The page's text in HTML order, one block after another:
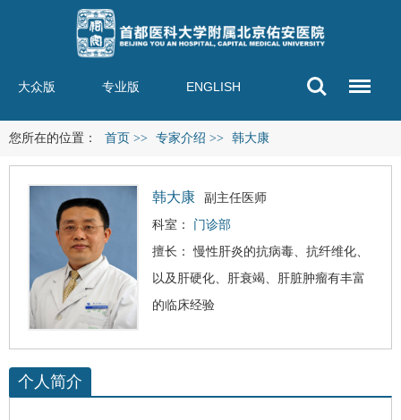
大众版 专业版 ENGLISH
您所在的位置： 首页 >> 专家介绍 >> 韩大康
韩大康
副主任医师
科室： 门诊部
擅长： 慢性肝炎的抗病毒、抗纤维化、
以及 肝硬化 肝衰竭 、肝脏肿瘤有丰富
的临床经验
个人简介